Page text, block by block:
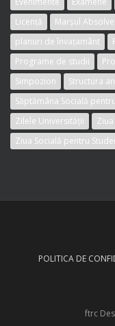
Licență
Marșul
planuri de învațamânt
Programe de studii
Simpozion
Structura
Săptămâna Socială
Zilele Universității
Ziua Socială pentru
POLITICA DE
ftrc